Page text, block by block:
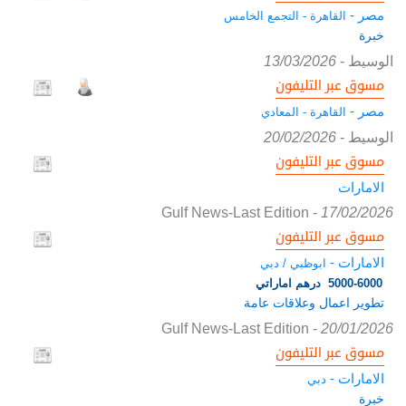
مصر - القاهرة - التجمع الخامس
خبرة
الوسيط -
13/03/2026
مسوق عبر التليفون
مصر - القاهرة - المعادي
الوسيط -
20/02/2026
مسوق عبر التليفون
الامارات
Gulf News-Last Edition - 17/02/2026
مسوق عبر التليفون
الامارات - ابوظبي / دبي
5000-6000 درهم اماراتي
تطوير اعمال وعلاقات عامة
Gulf News-Last Edition - 20/01/2026
مسوق عبر التليفون
الامارات - دبي
خبرة